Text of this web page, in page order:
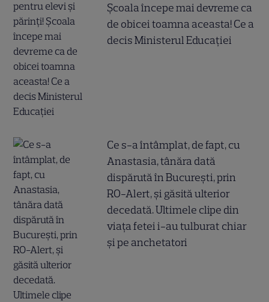
Școala începe mai devreme ca
de obicei toamna aceasta! Ce a
decis Ministerul Educației
Ce s-a întâmplat, de fapt, cu
Anastasia, tânăra dată
dispărută în București, prin
RO-Alert, și găsită ulterior
decedată. Ultimele clipe din
viața fetei i-au tulburat chiar
și pe anchetatori